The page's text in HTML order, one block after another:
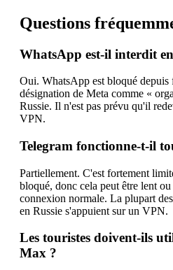
Questions
WhatsApp est-il interdit
Oui. WhatsApp est bloqué depuis
désignation de Meta comme «
Russie. Il n'est pas prévu qu'il
VPN.
Telegram fonctionne-t-il
Partiellement. C'est fortement
bloqué, donc cela peut être lent
connexion normale. La plupart
en Russie s'appuient sur un VPN.
Les touristes doivent-ils
Max ?